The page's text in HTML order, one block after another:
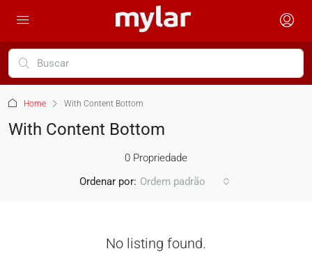
Home With Content Bottom
With Content Bottom
0 Propriedade
Ordenar por: Ordem padrão
No listing found.